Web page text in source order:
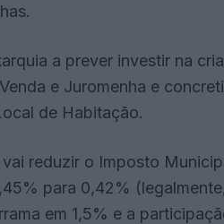
a prever investir na
e Juromenha e
de Habitação.
reduzir o Imposto
para 0,42%
em 1,5% e a